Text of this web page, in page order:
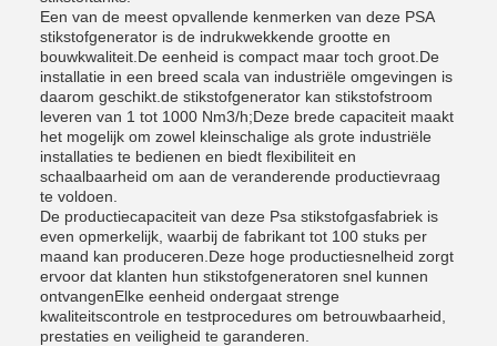
Een van de meest opvallende kenmerken van deze PSA
stikstofgenerator is de indrukwekkende grootte en
bouwkwaliteit.De eenheid is compact maar toch groot.De
installatie in een breed scala van industriële omgevingen is
daarom geschikt.de stikstofgenerator kan stikstofstroom
leveren van 1 tot 1000 Nm3/h;Deze brede capaciteit maakt
het mogelijk om zowel kleinschalige als grote industriële
installaties te bedienen en biedt flexibiliteit en
schaalbaarheid om aan de veranderende productievraag
te voldoen.
De productiecapaciteit van deze Psa stikstofgasfabriek is
even opmerkelijk, waarbij de fabrikant tot 100 stuks per
maand kan produceren.Deze hoge productiesnelheid zorgt
ervoor dat klanten hun stikstofgeneratoren snel kunnen
ontvangenElke eenheid ondergaat strenge
kwaliteitscontrole en testprocedures om betrouwbaarheid,
prestaties en veiligheid te garanderen.